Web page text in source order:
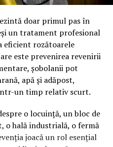
doar primul pas în
un tratament profesional
eficient rozătoarele
este prevenirea revenirii
șobolanii pot
apă și adăpost,
un timp relativ scurt.
o locuință, un bloc de
o hală industrială, o fermă
joacă un rol esențial